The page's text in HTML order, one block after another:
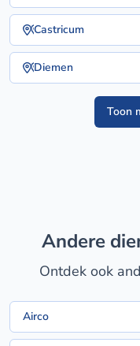
Castricum
Diemen
Toon
Andere
Ontdek ook
Airco